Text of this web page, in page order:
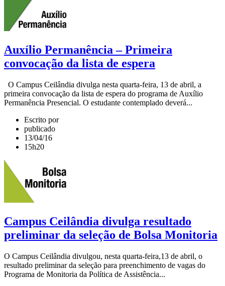
Auxílio Permanência – Primeira
convocação da lista de espera
O Campus Ceilândia divulga nesta quarta-feira, 13 de abril, a
primeira convocação da lista de espera do programa de Auxílio
Permanência Presencial. O estudante contemplado deverá...
Escrito por
publicado
13/04/16
15h20
Campus Ceilândia divulga resultado
preliminar da seleção de Bolsa Monitoria
O Campus Ceilândia divulgou, nesta quarta-feira,13 de abril, o
resultado preliminar da seleção para preenchimento de vagas do
Programa de Monitoria da Política de Assistência...